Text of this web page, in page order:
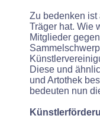
Zu bedenken ist
Träger hat. Wie
Mitglieder
Diese und
und Artothek
bedeuten nun